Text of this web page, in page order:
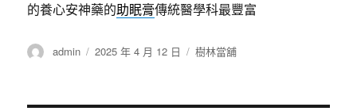
的養心安神藥的助眠膏傳統醫學科最豐富
作
admin
發
2025 年 4 月 12 日
分
樹林當舖